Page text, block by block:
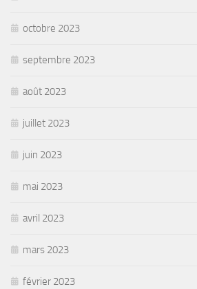
octobre 2023
septembre 2023
août 2023
juillet 2023
juin 2023
mai 2023
avril 2023
mars 2023
février 2023